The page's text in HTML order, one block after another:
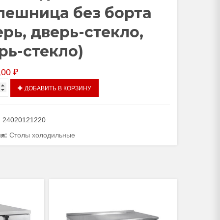
без борта
дверь-стекло,
стекло)
₽
ДОБАВИТЬ В КОРЗИНУ
24020121220
Столы холодильные